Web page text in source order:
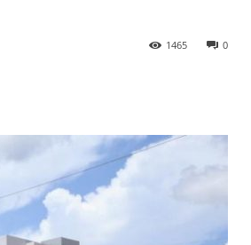
0
1465